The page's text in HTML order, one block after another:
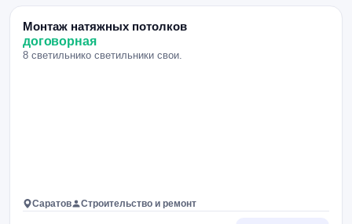
Монтаж натяжных потолков
договорная
8 светильнико светильники свои.
Саратов Строительство и ремонт